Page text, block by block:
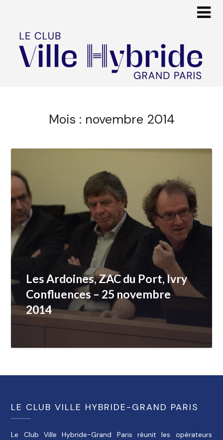
Mois : novembre 2014
Les Ardoines, ZAC du Port, Ivry
Confluences – 25 novembre
2014
LE CLUB VILLE HYBRIDE-GRAND PARIS
Le Club Ville Hybride-Grand Paris réunit les opérateurs